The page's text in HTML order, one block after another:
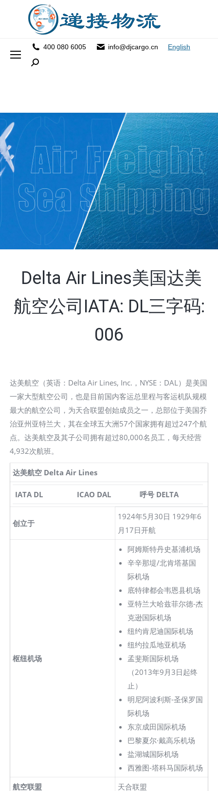
400 080 6005 info@djcargo.cn English
Search:
Delta Air Lines美国达美
航空公司IATA: DL三字码:
006
达美航空（英语：Delta Air Lines, Inc.，NYSE：DAL）是美国
一家大型航空公司，也是目前国内客运总里程与客运机队规模
最大的航空公司，为天合联盟创始成员之一，总部位于美国乔
治亚州亚特兰大，其在全球五大洲57个国家拥有超过247个航
点。达美航空及其子公司拥有超过80,000名员工，每天经营
4,932次航班。
达美航空 Delta Air Lines
IATA DL ICAO DAL 呼号 DELTA
创立于
1924年5月30日 1929年6
月17日开航
枢纽机场
阿姆斯特丹史基浦机场
辛辛那堤/北肯塔基国
际机场
底特律都会韦恩县机场
亚特兰大哈兹菲尔德-杰
克逊国际机场
纽约肯尼迪国际机场
纽约拉瓜地亚机场
孟斐斯国际机场
（2013年9月3日起终
止）
明尼阿波利斯-圣保罗国
际机场
东京成田国际机场
巴黎夏尔·戴高乐机场
盐湖城国际机场
西雅图-塔科马国际机场
航空联盟
天合联盟